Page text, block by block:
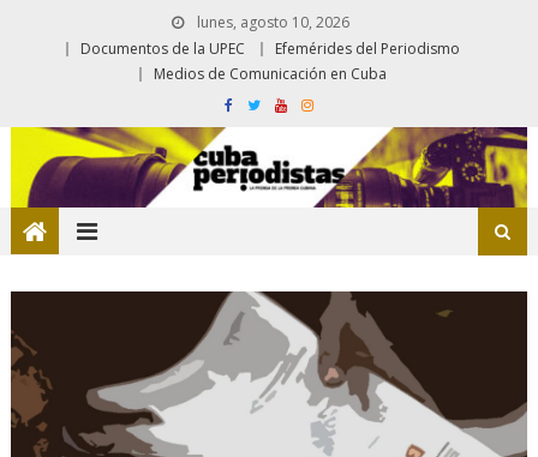
lunes, agosto 10, 2026
Documentos de la UPEC
Efemérides del Periodismo
Medios de Comunicación en Cuba